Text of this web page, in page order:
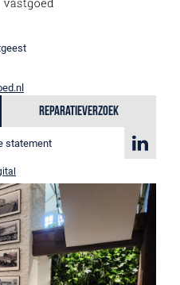
Reparatieverzoek
statement